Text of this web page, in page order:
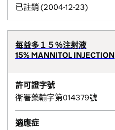
已註銷 (2004-12-23)
每益多１５％注射液
15% MANNITOL INJECTION
許可證字號
衛署藥輸字第014379號
適應症